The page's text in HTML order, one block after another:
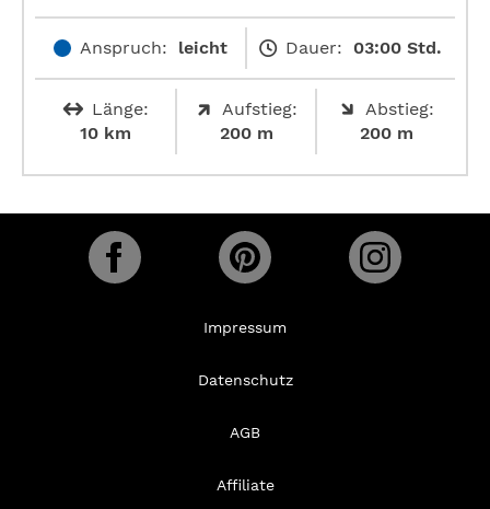
Anspruch: leicht Dauer: 03:00 Std.
Länge:
10 km
Aufstieg:
200 m
Abstieg:
200 m
Impressum
Datenschutz
AGB
Affiliate